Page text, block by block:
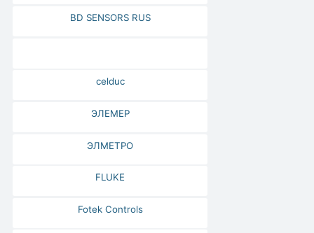
BD SENSORS RUS
celduc
ЭЛЕМЕР
ЭЛМЕТРО
FLUKE
Fotek Controls